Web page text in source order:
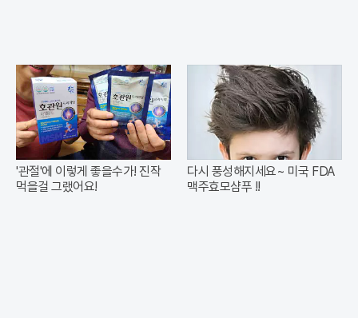
'관절'에 이렇게 좋을수가! 진작
먹을걸 그랬어요!
다시 풍성해지세요~ 미국 FDA
맥주효모샴푸 !!